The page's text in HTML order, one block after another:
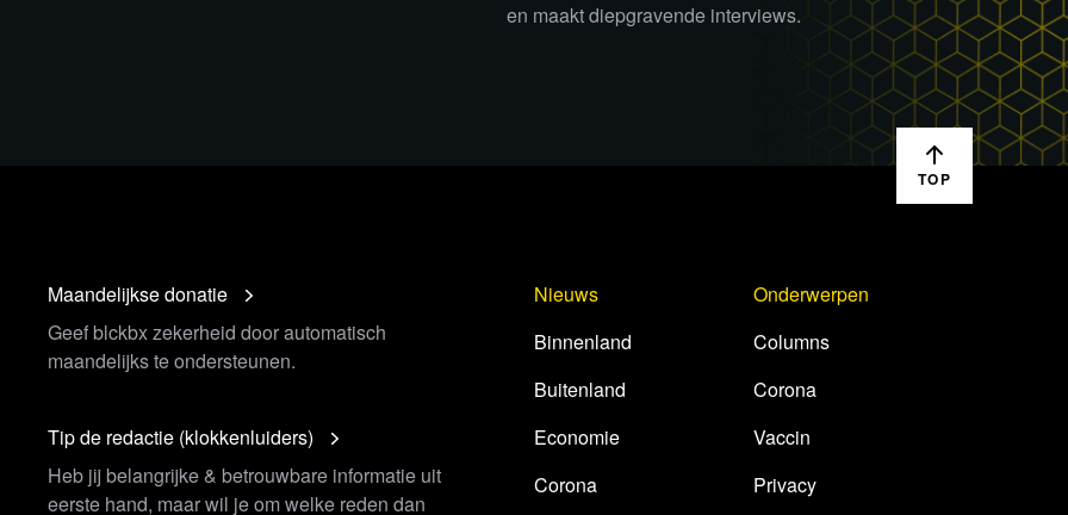
en maakt diepgravende interviews.
TOP
Maandelijkse donatie
Geef blckbx zekerheid door automatisch
maandelijks te ondersteunen.
Tip de redactie (klokkenluiders)
Heb jij belangrijke & betrouwbare informatie uit
eerste hand, maar wil je om welke reden dan
Nieuws
Binnenland
Buitenland
Economie
Corona
Onderwerpen
Columns
Corona
Vaccin
Privacy